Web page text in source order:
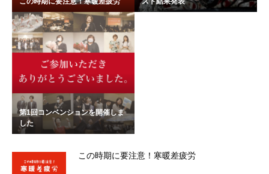
第1回コンベンションを開催しま
した
この時期に要注意！寒暖差疲労